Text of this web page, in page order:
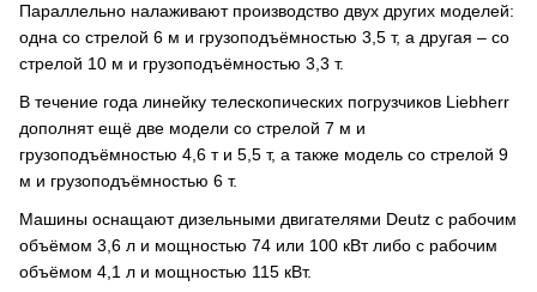
Параллельно налаживают производство двух других моделей:
одна со стрелой 6 м и грузоподъёмностью 3,5 т, а другая – со
стрелой 10 м и грузоподъёмностью 3,3 т.
В течение года линейку телескопических погрузчиков Liebherr
дополнят ещё две модели со стрелой 7 м и
грузоподъёмностью 4,6 т и 5,5 т, а также модель со стрелой 9
м и грузоподъёмностью 6 т.
Машины оснащают дизельными двигателями Deutz с рабочим
объёмом 3,6 л и мощностью 74 или 100 кВт либо с рабочим
объёмом 4,1 л и мощностью 115 кВт.